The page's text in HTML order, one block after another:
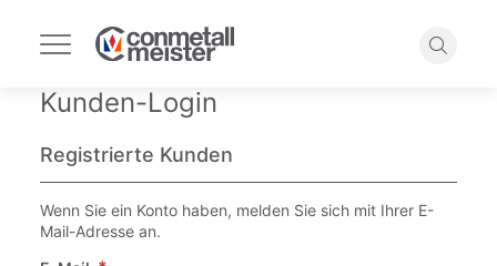
Navigation
umschalten
Suche
Kunden-Login
Registrierte Kunden
Wenn Sie ein Konto haben, melden Sie sich mit Ihrer E-
Mail-Adresse an.